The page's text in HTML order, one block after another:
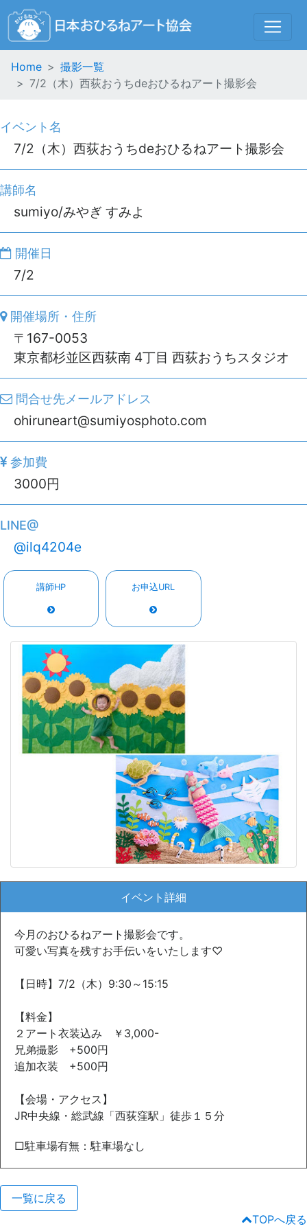
Home
撮影一覧
7/2（木）西荻おうちdeおひるねアート撮影会
イベント名
7/2（木）西荻おうちdeおひるねアート撮影会
講師名
sumiyo/みやぎ すみよ
開催日
7/2
開催場所・住所
〒167-0053
東京都杉並区西荻南 4丁目 西荻おうちスタジオ
問合せ先メールアドレス
ohiruneart@sumiyosphoto.com
参加費
3000円
LINE@
@ilq4204e
講師HP お申込URL
イベント詳細
今月のおひるねアート撮影会です。
可愛い写真を残すお手伝いをいたします♡
【日時】7/2（木）9:30～15:15
【料金】
２アート衣装込み ￥3,000-
兄弟撮影 +500円
追加衣装 +500円
【会場・アクセス】
JR中央線・総武線「西荻窪駅」徒歩１５分
□駐車場有無：駐車場なし
一覧に戻る
TOPへ戻る